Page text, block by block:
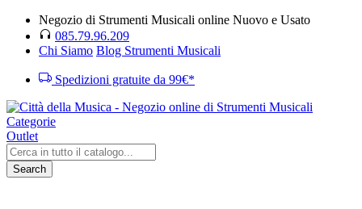
Negozio di Strumenti Musicali online Nuovo e Usato
085.79.96.209
Chi Siamo Blog Strumenti Musicali
Spedizioni gratuite da 99€*
Categorie
Outlet
Search